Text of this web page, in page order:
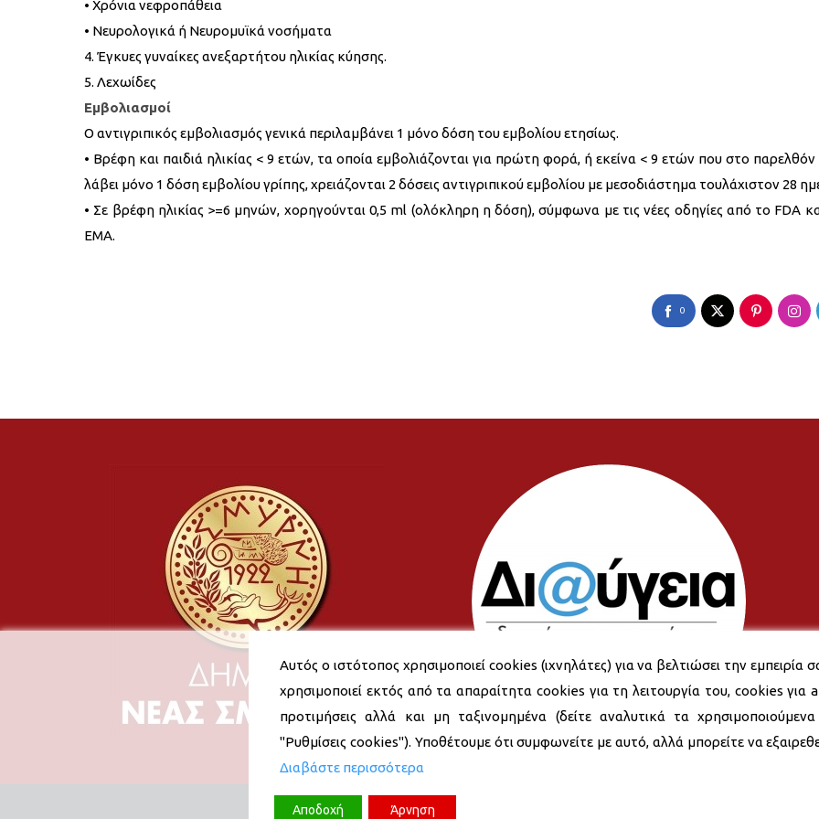
• Χρόνια νεφροπάθεια
• Νευρολογικά ή Νευρομυϊκά νοσήματα
4. Έγκυες γυναίκες ανεξαρτήτου ηλικίας κύησης.
5. Λεχωίδες
Εμβολιασμοί
Ο αντιγριπικός εμβολιασμός γενικά περιλαμβάνει 1 μόνο δόση του εμβολίου ετησίως.
• Βρέφη και παιδιά ηλικίας < 9 ετών, τα οποία εμβολιάζονται για πρώτη φορά, ή εκείνα < 9 ετών που στο παρελθόν
λάβει μόνο 1 δόση εμβολίου γρίπης, χρειάζονται 2 δόσεις αντιγριπικού εμβολίου με μεσοδιάστημα τουλάχιστον 28
• Σε βρέφη ηλικίας >=6 μηνών, χορηγούνται 0,5 ml (ολόκληρη η δόση), σύμφωνα με τις νέες οδηγίες από το FDA
ΕΜΑ.
0
Αυτός ο ιστότοπος χρησιμοποιεί cookies (ιχνηλάτες) για να βελτιώσει την εμπειρία
χρησιμοποιεί εκτός από τα απαραίτητα cookies για τη λειτουργία του, cookies για
προτιμήσεις αλλά και μη ταξινομημένα (δείτε αναλυτικά τα
"Ρυθμίσεις cookies"). Υποθέτουμε ότι συμφωνείτε με αυτό, αλλά μπορείτε να
Διαβάστε περισσότερα
Αποδοχή Άρνηση